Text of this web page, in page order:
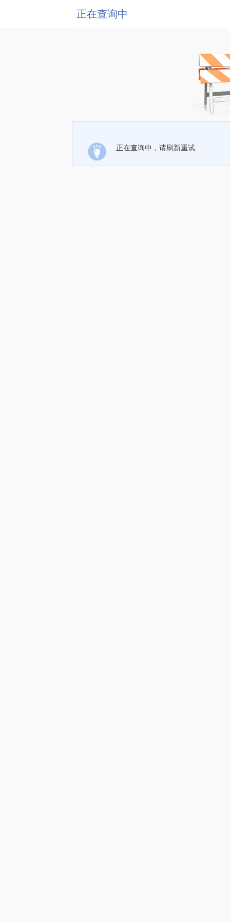
正在查询中
正在查询中，请刷新重试